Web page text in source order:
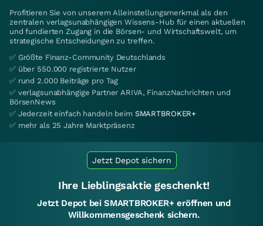
Profitieren Sie von unserem Alleinstellungsmerkmal als den
zentralen verlagsunabhängigen Wissens-Hub für einen aktuellen
und fundierten Zugang in die Börsen- und Wirtschaftswelt, um
strategische Entscheidungen zu treffen.
✅ Größte Finanz-Community Deutschlands
✅ über 550.000 registrierte Nutzer
✅ rund 2.000 Beiträge pro Tag
✅ verlagsunabhängige Partner ARIVA, FinanzNachrichten und
BörsenNews
✅ Jederzeit einfach handeln beim SMARTBROKER+
✅ mehr als 25 Jahre Marktpräsenz
Jetzt Depot sichern
Ihre Lieblingsaktie geschenkt!
Jetzt Depot bei SMARTBROKER+ eröffnen und
Willkommensgeschenk sichern.